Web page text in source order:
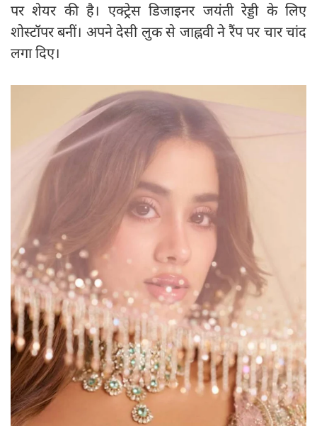
पर शेयर की है। एक्ट्रेस डिजाइनर जयंती रेड्डी के लिए
शोस्टॉपर बनीं। अपने देसी लुक से जाह्नवी ने रैंप पर चार चांद
लगा दिए।